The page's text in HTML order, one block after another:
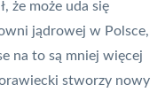
że może uda się
jądrowej w Polsce,
na to są mniej więcej
stworzy nowy